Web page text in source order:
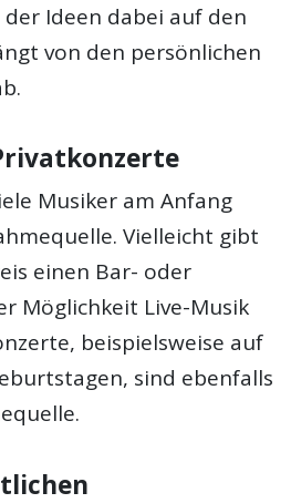
Ideen dabei auf den
von den persönlichen
Musiker am Anfang
Vielleicht gibt
einen Bar- oder
Möglichkeit Live-Musik
beispielsweise auf
sind ebenfalls